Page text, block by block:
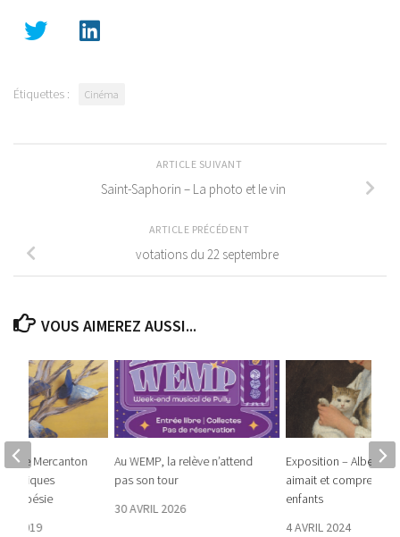
Étiquettes : Cinéma
ARTICLE SUIVANT
Saint-Saphorin – La photo et le vin
ARTICLE PRÉCÉDENT
votations du 22 septembre
VOUS AIMEREZ AUSSI...
Au WEMP, la relève n’attend
pas son tour
30 AVRIL 2026
Exposition – Albert
aimait et comprenait
enfants
4 AVRIL 2024
Mercanton
poésie
2019